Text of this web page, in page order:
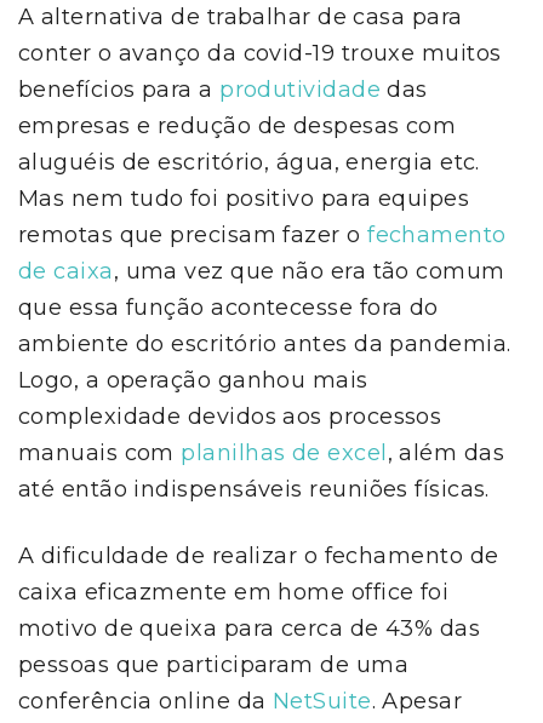
A alternativa de trabalhar de casa para
conter o avanço da covid-19 trouxe muitos
benefícios para a produtividade das
empresas e redução de despesas com
aluguéis de escritório, água, energia etc.
Mas nem tudo foi positivo para equipes
remotas que precisam fazer ofechamento
de caixa, uma vez que não era tão comum
que essa função acontecesse fora do
ambiente do escritório antes da pandemia.
Logo, a operação ganhou mais
complexidade devidos aos processos
manuais com planilhas de excel , além das
até então indispensáveis reuniões físicas.
A dificuldade de realizar o fechamento de
caixa eficazmente em home office foi
motivo de queixa para cerca de 43% das
pessoas que participaram de uma
conferência online da NetSuite. Apesar